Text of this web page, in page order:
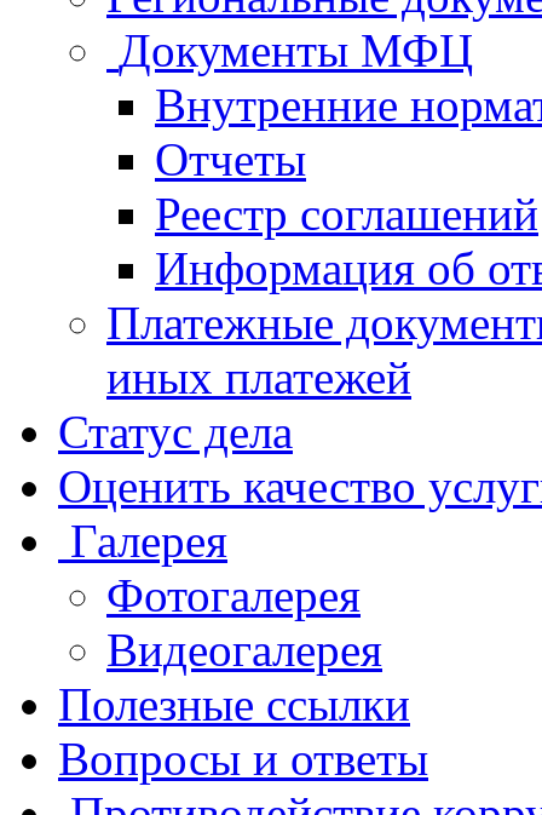
Документы МФЦ
Внутренние
Отчеты
Реестр соглашений
Информация об
Платежные
иных платежей
Статус дела
Оценить качество
Галерея
Фотогалерея
Видеогалерея
Полезные ссылки
Вопросы и ответы